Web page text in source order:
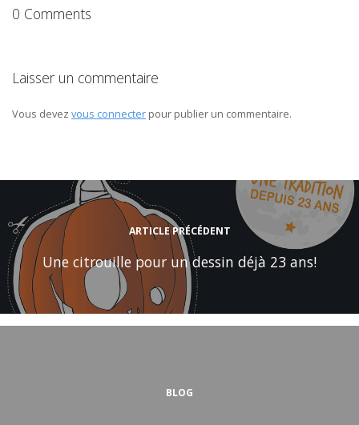
0 Comments
Laisser un commentaire
Vous devez vous connecter pour publier un commentaire.
ARTICLE PRÉCÉDENT
Une citrouille pour un dessin déjà 23 ans!
BLOG